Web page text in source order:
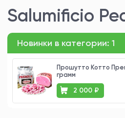
Salumificio
Новинки в категории: 1
Прошутто Котто
грамм
2 000 ₽